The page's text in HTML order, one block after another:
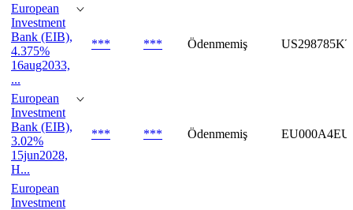
European
Investment
Bank (EIB),
4.375%
16aug2033,
...
*** *** Ödenmemiş
European
Investment
Bank (EIB),
3.02%
15jun2028,
H...
*** *** Ödenmemiş
European
Investment